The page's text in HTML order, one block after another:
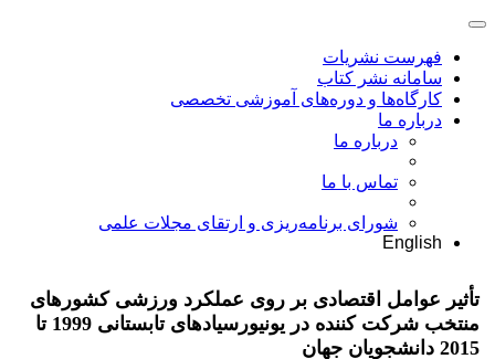
فهرست نشریات
سامانه نشر کتاب
کارگاه‌ها و دوره‌های آموزشی تخصصی
درباره ما
درباره ما
تماس با ما
شورای برنامه‌ریزی و ارتقای مجلات علمی
English
تأثیر عوامل اقتصادی بر روی عملکرد ورزشی کشورهای
منتخب شرکت کننده در یونیورسیادهای تابستانی 1999 تا
2015 دانشجویان جهان